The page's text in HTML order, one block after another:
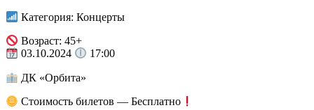
Категория: Концерты
Возраст: 45+
03.10.2024
17:00
ДК «Орбита»
Стоимость билетов — Бесплатно